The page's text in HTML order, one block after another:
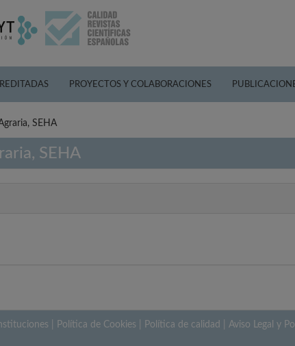
PROYECTOS Y COLABORACIONES
SEHA
SEHA
Política de Cookies Política de calidad Aviso Legal y